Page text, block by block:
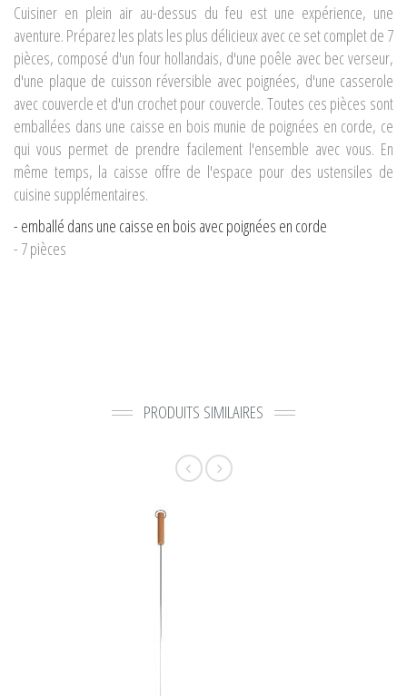
Cuisiner en plein air au-dessus du feu est une expérience, une
aventure. Préparez les plats les plus délicieux avec ce set complet de 7
pièces, composé d'un four hollandais, d'une poêle avec bec verseur,
d'une plaque de cuisson réversible avec poignées, d'une casserole
avec couvercle et d'un crochet pour couvercle. Toutes ces pièces sont
emballées dans une caisse en bois munie de poignées en corde, ce
qui vous permet de prendre facilement l'ensemble avec vous. En
même temps, la caisse offre de l'espace pour des ustensiles de
cuisine supplémentaires.
- emballé dans une caisse en bois avec poignées en corde
- 7 pièces
PRODUITS SIMILAIRES